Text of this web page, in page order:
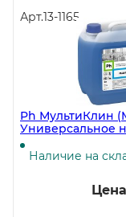
Арт.13-1165
Ph МультиКлин
Универсальное
моющее
Наличие на